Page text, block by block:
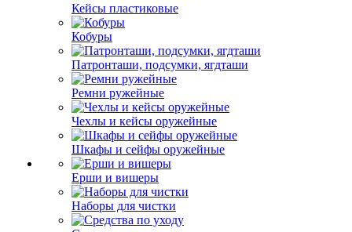
Кейсы пластиковые
Кобуры
Патронташи, подсумки, ягдташи
Ремни ружейные
Чехлы и кейсы оружейные
Шкафы и сейфы оружейные
Ерши и вишеры
Наборы для чистки